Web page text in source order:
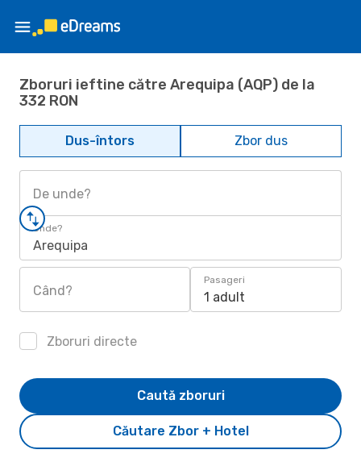
Zboruri ieftine către Arequipa (AQP) de la
332 RON
Dus-întors Zbor dus
De unde?
Unde?
Arequipa
Când?
Pasageri
1 adult
Zboruri directe
Căutare Zbor + Hotel
Caută zboruri